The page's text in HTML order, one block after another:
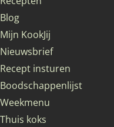
Blog
Mijn KookJij
Nieuwsbrief
Recept insturen
Boodschappenlijst
Weekmenu
Thuis koks